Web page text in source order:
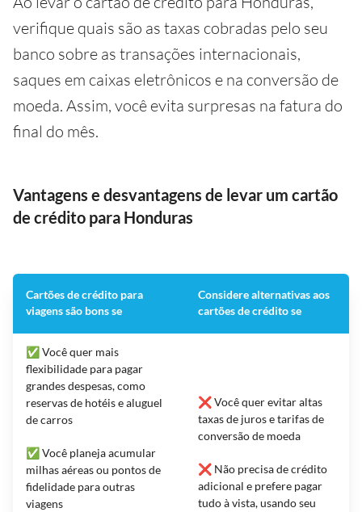
verifique quais são as taxas cobradas pelo seu
banco sobre as transações internacionais,
saques em caixas eletrônicos e na conversão de
moeda. Assim, você evita surpresas na fatura do
final do mês.
Vantagens e desvantagens de levar um cartão
de crédito para Honduras
Cartões de crédito para
viagens são bons se
Considere alternativas aos
cartões de crédito se
✅ Você quer mais
flexibilidade para pagar
grandes despesas, como
reservas de hotéis e aluguel
de carros
✅ Você planeja acumular
milhas aéreas ou pontos de
fidelidade para outras
viagens
❌ Você quer evitar altas
taxas de juros e tarifas de
conversão de moeda
❌ Não precisa de crédito
adicional e prefere pagar
tudo à vista, usando seu